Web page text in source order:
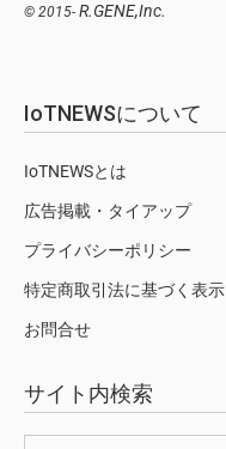
© 2015- R.GENE,Inc.
IoTNEWSについて
IoTNEWSとは
広告掲載・タイアップ
プライバシーポリシー
特定商取引法に基づく表示
お問合せ
サイト内検索